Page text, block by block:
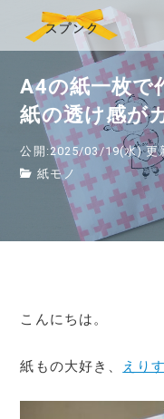
A4の紙一枚で
紙の透け感が
公開:2025/03/19(水) 更
紙モノ
こんにちは。
紙もの大好き、 えり